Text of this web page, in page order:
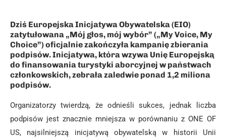
Dziś Europejska Inicjatywa Obywatelska (EIO)
zatytułowana „Mój głos, mój wybór” („My Voice, My
Choice”) oficjalnie zakończyła kampanię zbierania
podpisów. Inicjatywa, która wzywa Unię Europejską
do finansowania turystyki aborcyjnej w państwach
członkowskich, zebrała zaledwie ponad 1,2 miliona
podpisów.
Organizatorzy twierdzą, że odnieśli sukces, jednak liczba
podpisów jest znacznie mniejsza w porównaniu z ONE OF
US, najsilniejszą inicjatywą obywatelską w historii Unii